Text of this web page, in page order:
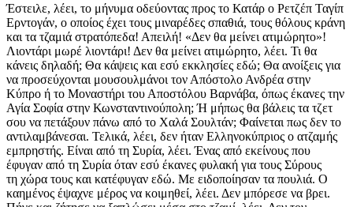
Έστειλε, λέει, το μήνυμα οδεύοντας προς το Κατάρ ο Ρετζέπ Ταγίπ
Ερντογάν, ο οποίος έχει τους μιναρέδες σπαθιά, τους θόλους κράνη
και τα τζαμιά στρατόπεδα! Απειλή! «Δεν θα μείνει ατιμώρητο»!
Λιοντάρι μωρέ λιοντάρι! Δεν θα μείνει ατιμώρητο, λέει. Τι θα
κάνεις δηλαδή; Θα κάψεις και εσύ εκκλησίες εδώ; Θα ανοίξεις για
να προσεύχονται μουσουλμάνοι τον Απόστολο Ανδρέα στην
Κύπρο ή το Μοναστήρι του Αποστόλου Βαρνάβα, όπως έκανες την
Αγία Σοφία στην Κωνσταντινούπολη; Ή μήπως θα βάλεις τα τζετ
σου να πετάξουν πάνω από το Χαλά Σουλτάν; Φαίνεται πως δεν το
αντιλαμβάνεσαι. Τελικά, λέει, δεν ήταν Ελληνοκύπριος ο ατζαμής
εμπρηστής. Είναι από τη Συρία, λέει. Ένας από εκείνους που
έφυγαν από τη Συρία όταν εσύ έκανες φυλακή για τους Σύρους
τη χώρα τους και κατέφυγαν εδώ. Με ειδοποίησαν τα πουλιά. Ο
καημένος έψαχνε μέρος να κοιμηθεί, λέει. Δεν μπόρεσε να βρει.